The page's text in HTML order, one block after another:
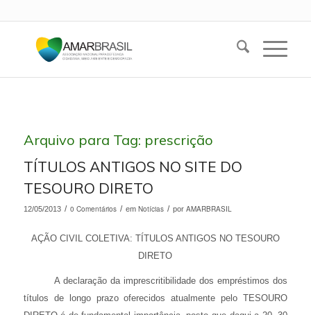
Arquivo para Tag: prescrição
TÍTULOS ANTIGOS NO SITE DO
TESOURO DIRETO
12/05/2013 / 0 Comentários / em Notícias / por AMARBRASIL
AÇÃO CIVIL COLETIVA: TÍTULOS ANTIGOS NO TESOURO
DIRETO
A declaração da imprescritibilidade dos empréstimos dos
títulos de longo prazo oferecidos atualmente pelo TESOURO